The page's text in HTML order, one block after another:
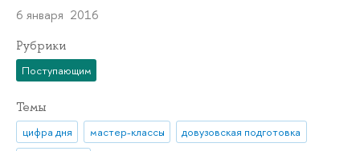
6 января 2016
Рубрики
Поступающим
Темы
цифра дня мастер-классы
довузовская подготовка